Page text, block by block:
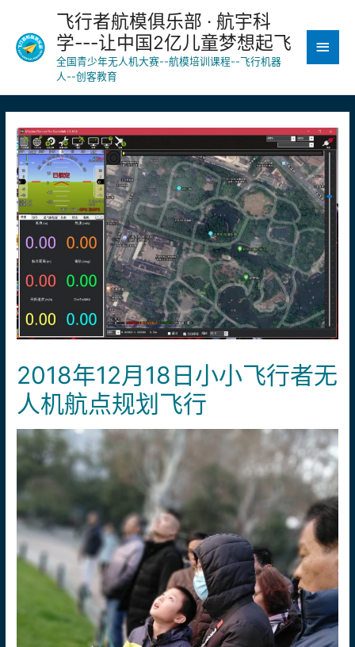
飞行者航模俱乐部 · 航宇科
学---让中国2亿儿童梦想起飞
全国青少年无人机大赛--航模培训课程--飞行机器
人--创客教育
主
2018年12月18日小小飞行者无
人机航点规划飞行